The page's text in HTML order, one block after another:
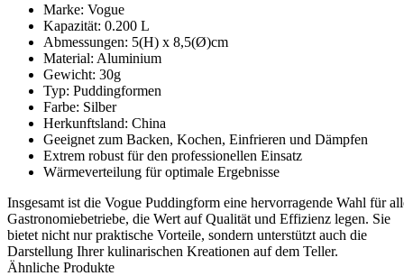
Marke: Vogue
Kapazität: 0.200 L
Abmessungen: 5(H) x 8,5(Ø)cm
Material: Aluminium
Gewicht: 30g
Typ: Puddingformen
Farbe: Silber
Herkunftsland: China
Geeignet zum Backen, Kochen, Einfrieren und Dämpfen
Extrem robust für den professionellen Einsatz
Wärmeverteilung für optimale Ergebnisse
Insgesamt ist die Vogue Puddingform eine hervorragende Wahl für
Gastronomiebetriebe, die Wert auf Qualität und Effizienz legen. Sie
bietet nicht nur praktische Vorteile, sondern unterstützt auch die
Darstellung Ihrer kulinarischen Kreationen auf dem Teller.
Ähnliche Produkte